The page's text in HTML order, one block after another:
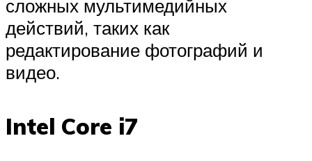
сложных мультимедийных
действий, таких как
редактирование фотографий и
видео.
Intel Core i7